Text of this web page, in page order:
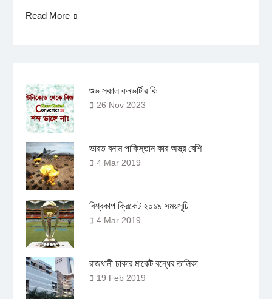
Read More
শুভ সকাল কনভার্টার কি
26 Nov 2023
ভারত বনাম পাকিস্তান কার অস্ত্র বেশি
4 Mar 2019
বিশ্বকাপ ক্রিকেট ২০১৯ সময়সূচি
4 Mar 2019
রাজধানী ঢাকার মার্কেট বন্ধের তালিকা
19 Feb 2019